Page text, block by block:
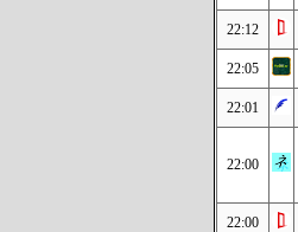
22:12
22:05
22:01
22:00
22:00